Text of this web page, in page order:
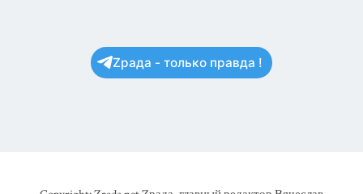
Zрада - только правда !